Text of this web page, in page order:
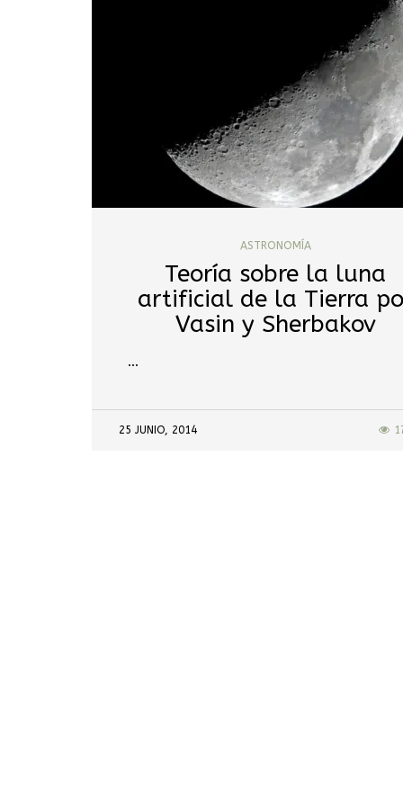
ASTRONOMÍA
Teoría sobre la luna
artificial de la Tierra
Vasin y Sherbakov
…
25 JUNIO, 2014